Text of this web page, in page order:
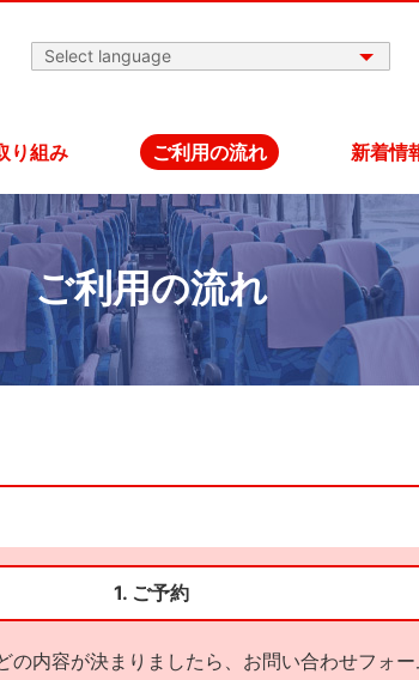
り組み ご利用の流れ 新着情
ご利用の流れ
1. ご予約
内容が決まりましたら、お問い合わせフォ